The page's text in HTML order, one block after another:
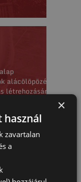
×
használ
zavartalan
a